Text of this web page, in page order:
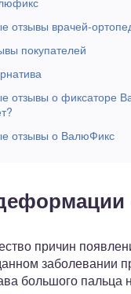
отзывы врачей-
покупателей
отзывы о фиксаторе
отзывы о ВалюФикс
причин
заболевании
большого пальца